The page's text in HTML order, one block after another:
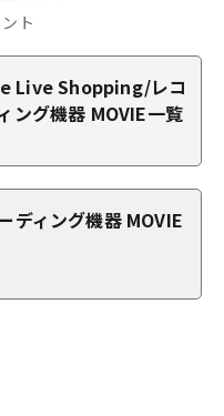
ト
Live Shopping/レコ
ング機器 MOVIE一覧
ディング機器 MOVIE